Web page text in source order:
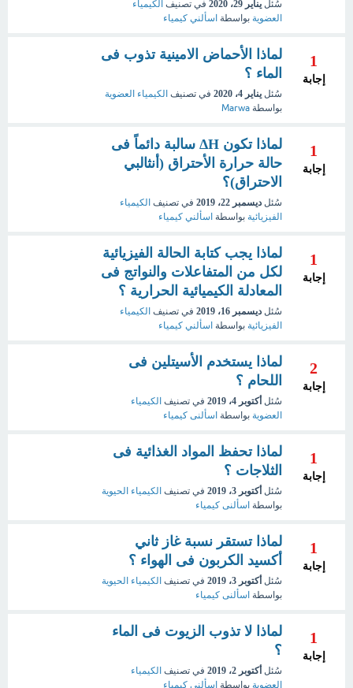
سُئل يناير 29، 2020 في تصنيف الكيمياء
العضوية بواسطة اسألني كيمياء
1
إجابة
لماذا الأحماض الامينية تذوب فى
الماء ؟
سُئل يناير 4، 2020 في تصنيف الكيمياء العضوية
بواسطة Marwa
1
إجابة
لماذا تكون ΔH سالبة دائماً فى
حالة حرارة الأحتراق (أنثالبي
الاحتراق)؟
سُئل ديسمبر 22، 2019 في تصنيف الكيمياء
الفيزيائية بواسطة اسألني كيمياء
1
إجابة
لماذا يجب كتابة الحالة الفيزيائية
لكل من المتفاعلات والنواتج فى
المعادلة الكيميائية الحرارية ؟
سُئل ديسمبر 16، 2019 في تصنيف الكيمياء
الفيزيائية بواسطة اسألني كيمياء
2
إجابة
لماذا يستخدم الأسيتلين فى
اللحام ؟
سُئل أكتوبر 4، 2019 في تصنيف الكيمياء
العضوية بواسطة اسألنى كيمياء
1
إجابة
لماذا تحفظ المواد الغذائية فى
الثلاجات ؟
سُئل أكتوبر 3، 2019 في تصنيف الكيمياء الحيوية
بواسطة اسألنى كيمياء
1
إجابة
لماذا تستقر نسبة غاز ثاني
أكسيد الكربون فى الهواء ؟
سُئل أكتوبر 3، 2019 في تصنيف الكيمياء الحيوية
بواسطة اسألنى كيمياء
1
إجابة
لماذا لا تذوب الزيوت فى الماء
؟
سُئل أكتوبر 2، 2019 في تصنيف الكيمياء
العضوية بواسطة اسألني كيمياء